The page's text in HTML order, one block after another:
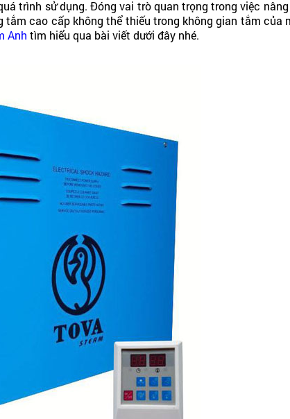
trình sử dụng. Đóng vai trò quan trọng trong việc
cao cấp không thể thiếu trong không gian tắm của
Anh tìm hiểu qua bài viết dưới đây nhé.